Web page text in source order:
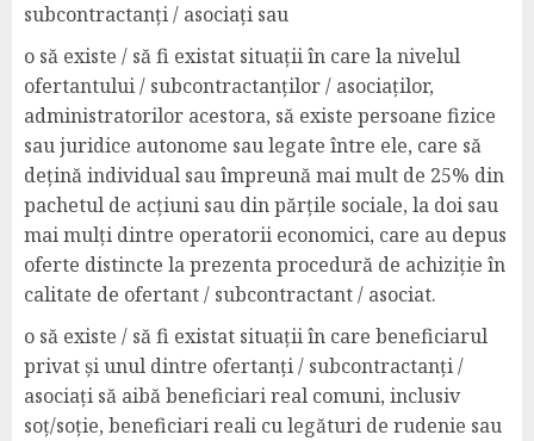
subcontractanți / asociați sau
o să existe / să fi existat situații în care la nivelul
ofertantului / subcontractanților / asociaților,
administratorilor acestora, să existe persoane fizice
sau juridice autonome sau legate între ele, care să
dețină individual sau împreună mai mult de 25% din
pachetul de acțiuni sau din părțile sociale, la doi sau
mai mulți dintre operatorii economici, care au depus
oferte distincte la prezenta procedură de achiziție în
calitate de ofertant / subcontractant / asociat.
o să existe / să fi existat situații în care beneficiarul
privat și unul dintre ofertanți / subcontractanți /
asociați să aibă beneficiari real comuni, inclusiv
soț/soție, beneficiari reali cu legături de rudenie sau